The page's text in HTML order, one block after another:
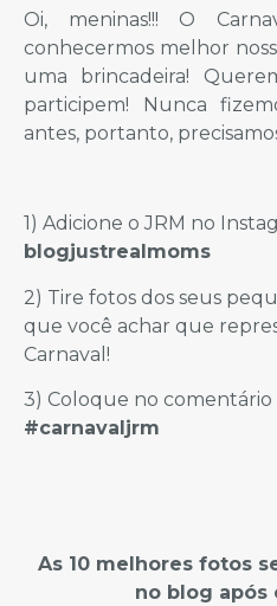
Oi, meninas!!! O
conhecermos melhor
uma brincadeira!
participem! Nunca
antes, portanto,
1) Adicione o JRM no
blogjustrealmoms
2) Tire fotos dos seus
que você achar que
Carnaval!
3) Coloque no comentário
#carnavaljrm
As 10 melhores fotos
no blog após